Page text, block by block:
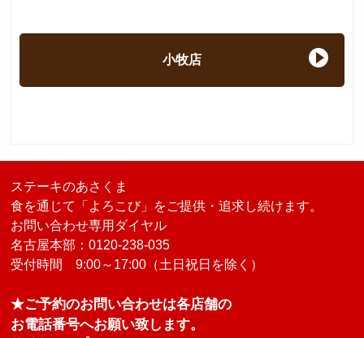
小牧店
ステーキのあさくま
食を通じて「よろこび」をご提供・追求し続けます。
お問い合わせ専用ダイヤル
名古屋本部：0120-238-035
受付時間 9:00～17:00（土日祝日を除く）
★ご予約のお問い合わせは各店舗の
お電話番号へお願い致します。